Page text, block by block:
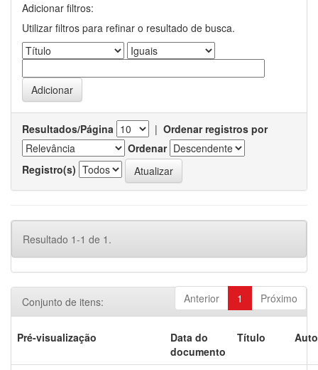
Adicionar filtros:
Utilizar filtros para refinar o resultado de busca.
Resultados/Página | Ordenar registros por
Ordenar
Registro(s)
Resultado 1-1 de 1.
Anterior 1 Próximo
Conjunto de itens:
Pré-visualização
Data do
documento
Título